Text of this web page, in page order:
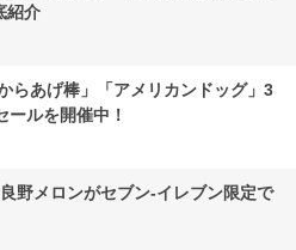
紹介
らあげ棒」「アメリカンドッグ」3
ールを開催中！
野メロンがセブン‐イレブン限定で